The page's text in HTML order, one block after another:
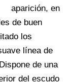
aparición, en
de buen
los
línea de
de una
del escudo